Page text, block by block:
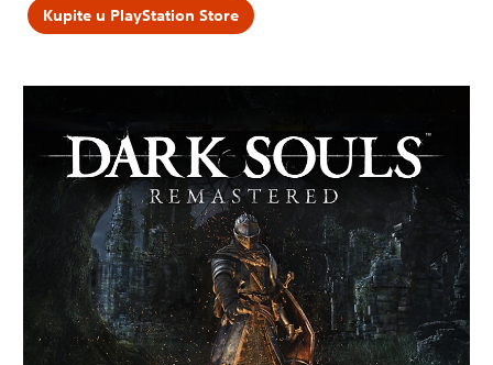
Kupite u PlayStation Store